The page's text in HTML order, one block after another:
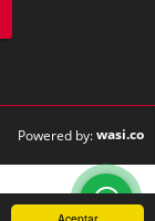
Powered by:wasi.co